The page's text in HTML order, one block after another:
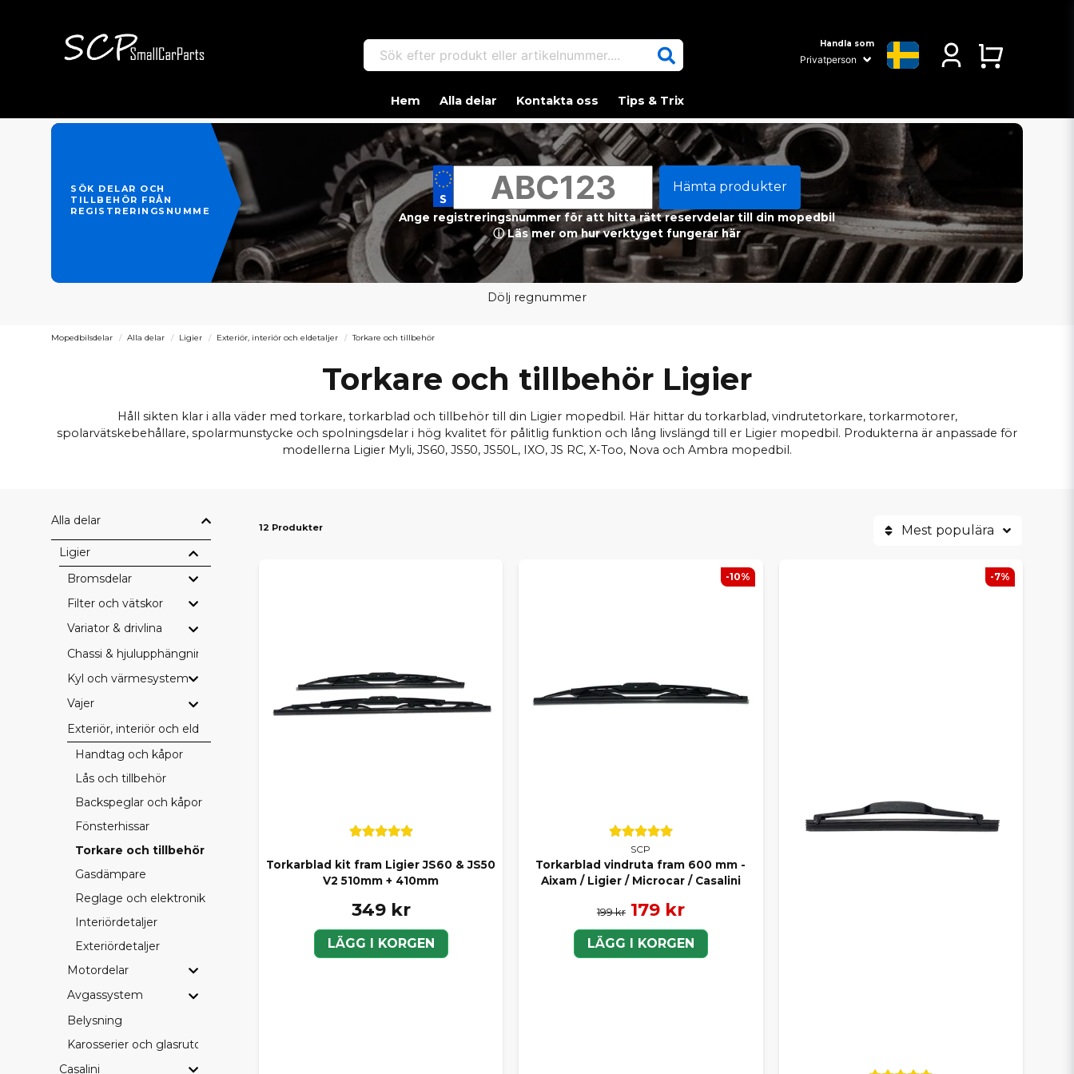
Sök efter produkt eller artikelnummer.... Handla som
Hem Alla delar Kontakta oss Tips & Trix
SÖK DELAR OCH
TILLBEHÖR FRÅN
REGISTRERINGSNUMMER
Hämta produkter
Ange registreringsnummer för att hitta rätt reservdelar till din mopedbil
ⓘ Läs mer om hur verktyget fungerar här
Dölj regnummer
Mopedbilsdelar Alla delar Ligier Exteriör, interiör och eldetaljer Torkare och tillbehör
Torkare och tillbehör Ligier
Håll sikten klar i alla väder med torkare, torkarblad och tillbehör till din Ligier mopedbil. Här hittar du torkarblad, vindrutetorkare, torkarmotorer,
spolarvätskebehållare, spolarmunstycke och spolningsdelar i hög kvalitet för pålitlig funktion och lång livslängd till er Ligier mopedbil. Produkterna är anpassade för
modellerna Ligier Myli, JS60, JS50, JS50L, IXO, JS RC, X-Too, Nova och Ambra mopedbil.
Alla delar
Ligier
Bromsdelar
Filter och vätskor
Variator & drivlina
Chassi & hjulupphängning
Kyl och värmesystem
Vajer
Exteriör, interiör och eldetaljer
Handtag och kåpor
Lås och tillbehör
Backspeglar och kåpor
Fönsterhissar
Torkare och tillbehör
Gasdämpare
Reglage och elektronik
Interiördetaljer
Exteriördetaljer
Motordelar
Avgassystem
Belysning
Karosserier och glasrutor
Casalini
12 Produkter Mest populära
Torkarblad kit fram Ligier JS60 & JS50
V2 510mm + 410mm
349 kr
LÄGG I KORGEN
SCP
Torkarblad vindruta fram 600 mm -
Aixam / Ligier / Microcar / Casalini
199 kr 179 kr
LÄGG I KORGEN
-10% -7%